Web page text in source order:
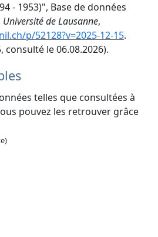
- 1953)", Base de données
Université de Lausanne,
p/52128?v=2025-12-15.
consulté le 06.08.2026).
telles que consultées à
pouvez les retrouver grâce